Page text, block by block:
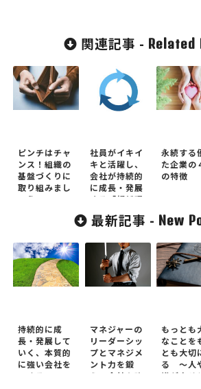
関連記事 - Related
ピンチはチャ
ンス！組織の
基盤づくりに
取り組みまし
ょう
社員がイキイ
キと活躍し、
会社が持続的
に成長・発展
する「好循環
メ
永続する
た企業の
の特徴
最新記事 - New
持続的に成
長・発展して
いく、本質的
に強い会社を
つくる ～
マネジャーの
リーダーシッ
プとマネジメ
ント力を鍛
え、会社を強
もっとも
なことを
とも大切
る ～人
織が幸せ